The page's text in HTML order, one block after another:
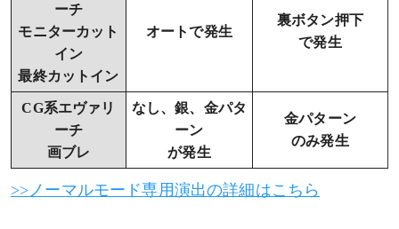
シャッター経由無し
使徒予告
警報(赤)
警報(朱)
タイトル予告
ーチ
モニターカット
イン
最終カットイン
オートで発生
裏ボタン押下
で発生
CG系エヴァリ
ーチ
画ブレ
なし、銀、金パタ
ーン
が発生
金パターン
のみ発生
>>ノーマルモード専用演出の詳細はこちら